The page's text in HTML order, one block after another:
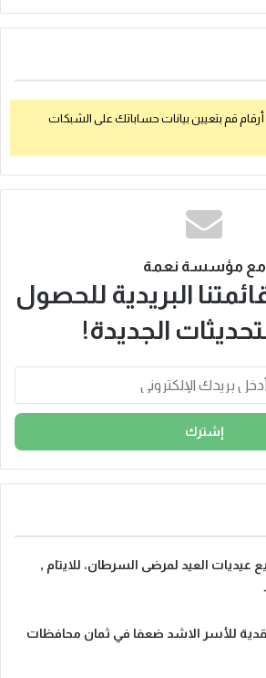
قم بتعيين بيانات حساباتك على الشبكات
مع مؤسسة نعمة
البريدية للحصول
الجديدة!
العيد لمرضى السرطان، للايتام ,
للأسر الاشد ضعفا في ثمان محافظات